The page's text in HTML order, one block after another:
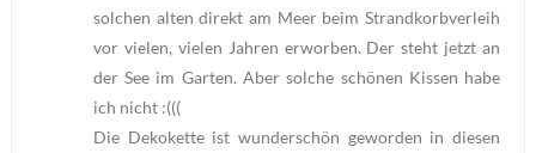
solchen alten direkt am Meer beim Strandkorbverleih
vor vielen, vielen Jahren erworben. Der steht jetzt an
der See im Garten. Aber solche schönen Kissen habe
ich nicht :(((
Die Dekokette ist wunderschön geworden in diesen